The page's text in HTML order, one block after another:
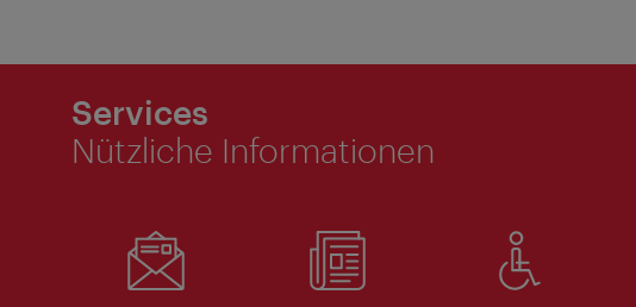
Services
Nützliche Informationen